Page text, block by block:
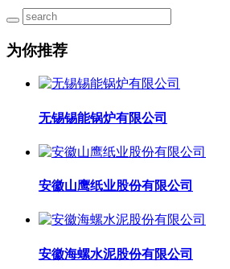
为你推荐
无锡锡能锅炉有限公司
安徽山鹰纸业股份有限公司
安徽海螺水泥股份有限公司